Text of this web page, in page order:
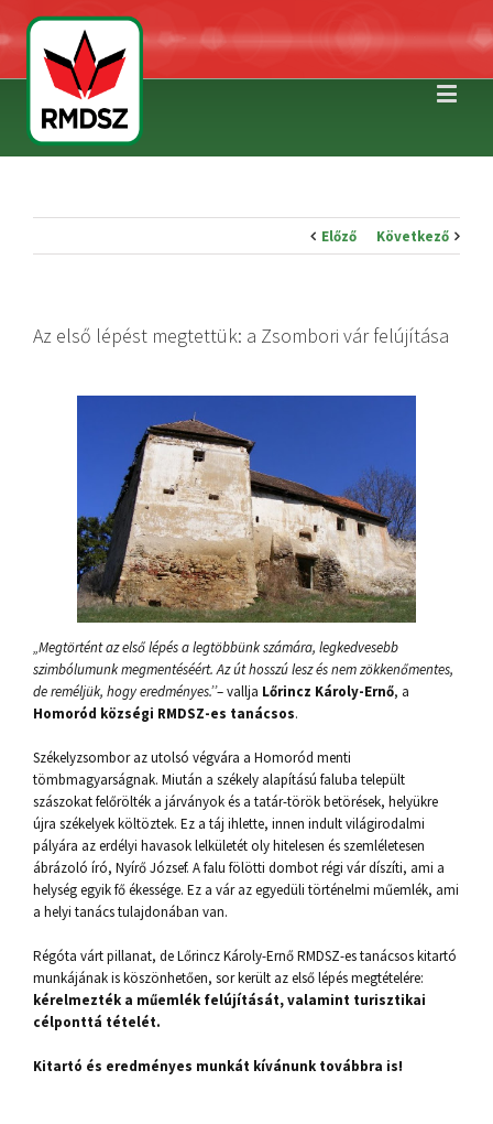
Előző Következő
Az első lépést megtettük: a Zsombori vár felújítása
„Megtörtént az első lépés a legtöbbünk számára, legkedvesebb
szimbólumunk megmentéséért. Az út hosszú lesz és nem zökkenőmentes,
de reméljük, hogy eredményes.’’– vallja Lőrincz Károly-Ernő, a
Homoród községi RMDSZ-es tanácsos.
Székelyzsombor az utolsó végvára a Homoród menti
tömbmagyarságnak. Miután a székely alapítású faluba települt
szászokat felőrölték a járványok és a tatár-török betörések, helyükre
újra székelyek költöztek. Ez a táj ihlette, innen indult világirodalmi
pályára az erdélyi havasok lelkületét oly hitelesen és szemléletesen
ábrázoló író, Nyírő József. A falu fölötti dombot régi vár díszíti, ami a
helység egyik fő ékessége. Ez a vár az egyedüli történelmi műemlék, ami
a helyi tanács tulajdonában van.
Régóta várt pillanat, de Lőrincz Károly-Ernő RMDSZ-es tanácsos kitartó
munkájának is köszönhetően, sor került az első lépés megtételére:
kérelmezték a műemlék felújítását, valamint turisztikai
célponttá tételét.
Kitartó és eredményes munkát kívánunk továbbra is!